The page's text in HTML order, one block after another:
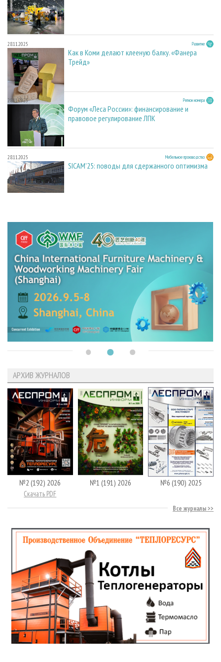
28.11.2025 Развитие
Как в Коми делают клееную балку. «Фанера
Трейд»
28.11.2025 Регион номера
Форум «Леса России»: финансирование и
правовое регулирование ЛПК
28.11.2025 Мебельное производство
SICAM'25: поводы для сдержанного оптимизма
АРХИВ ЖУРНАЛОВ
№2 (192) 2026
Скачать PDF
№1 (191) 2026 №6 (190) 2025
Все журналы